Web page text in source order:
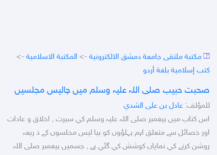
مكتبة ملتقى جامعة دمشق الالكترونية -> المكتبة الاسلامية ->
كتب إسلامية بلغة أردو
صحبت حبيب صلى اللہ عليہ وسلم ميں چاليس مجلسيں
للمؤلف: عادل بن على الشدي
اس کتاب ميں پيغمبر صلى اللہ عليہ وسلم کي سيرت , اخلاق و عادات
اور خصائل سے متعلق اہم پہلؤوں کو بيا ليس مجلسوں کے ذ ريعہ
روشن کرنے کي نماياں کوشش کي گئي ہے , جسميں پيغمبر صلى اللہ